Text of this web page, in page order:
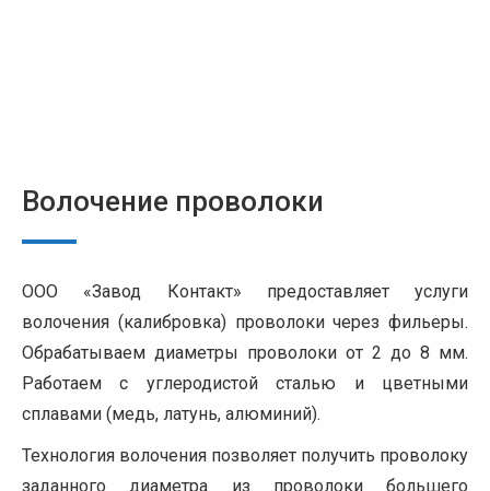
Волочение проволоки
ООО «Завод Контакт» предоставляет услуги
волочения (калибровка) проволоки через фильеры.
Обрабатываем диаметры проволоки от 2 до 8 мм.
Работаем с углеродистой сталью и цветными
сплавами (медь, латунь, алюминий).
Технология волочения позволяет получить проволоку
заданного диаметра из проволоки большего